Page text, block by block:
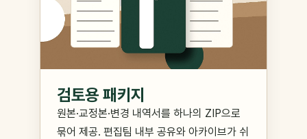
검토용 패키지
원본·교정본·변경 내역서를 하나의 ZIP으로
묶어 제공. 편집팀 내부 공유와 아카이브가 쉬